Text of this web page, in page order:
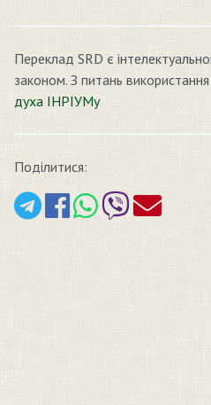
Переклад SRD є
законом. З питань
духа ІНРІУМу
Поділитися: